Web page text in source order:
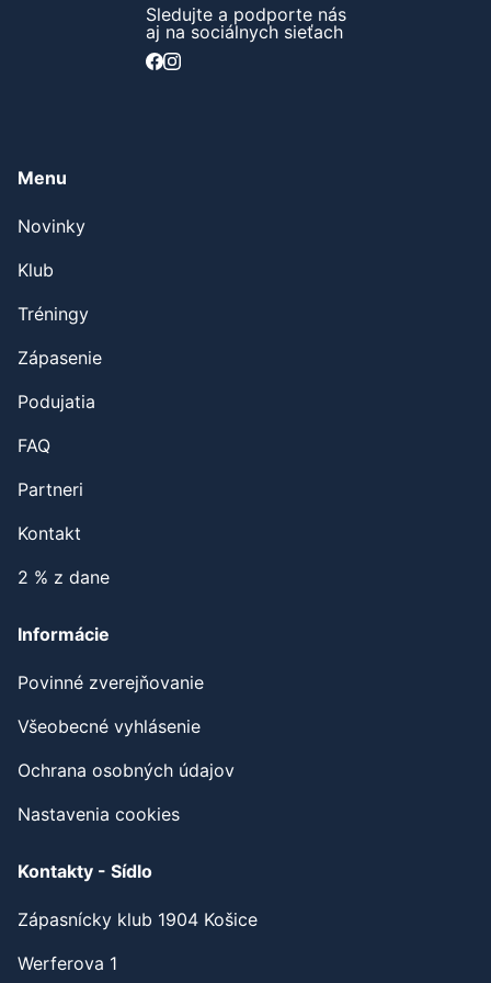
Sledujte a podporte nás
aj na sociálnych sieťach
Menu
Novinky
Klub
Tréningy
Zápasenie
Podujatia
FAQ
Partneri
Kontakt
2 % z dane
Informácie
Povinné zverejňovanie
Všeobecné vyhlásenie
Ochrana osobných údajov
Nastavenia cookies
Kontakty - Sídlo
Zápasnícky klub 1904 Košice
Werferova 1